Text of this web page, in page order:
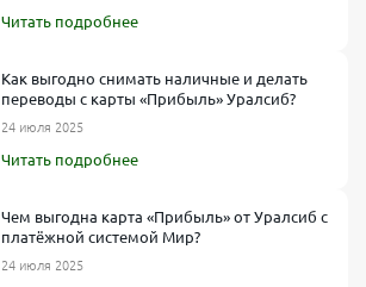
Читать подробнее
Как выгодно снимать наличные и делать
переводы с карты «Прибыль» Уралсиб?
24 июля 2025
Читать подробнее
Чем выгодна карта «Прибыль» от Уралсиб с
платёжной системой Мир?
24 июля 2025